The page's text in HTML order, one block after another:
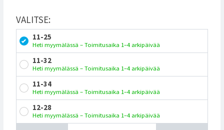
VALITSE:
11-25
Heti myymälässä – Toimitusaika 1–4 arkipäivää
11-32
Heti myymälässä – Toimitusaika 1–4 arkipäivää
11-34
Heti myymälässä – Toimitusaika 1–4 arkipäivää
12-28
Heti myymälässä – Toimitusaika 1–4 arkipäivää